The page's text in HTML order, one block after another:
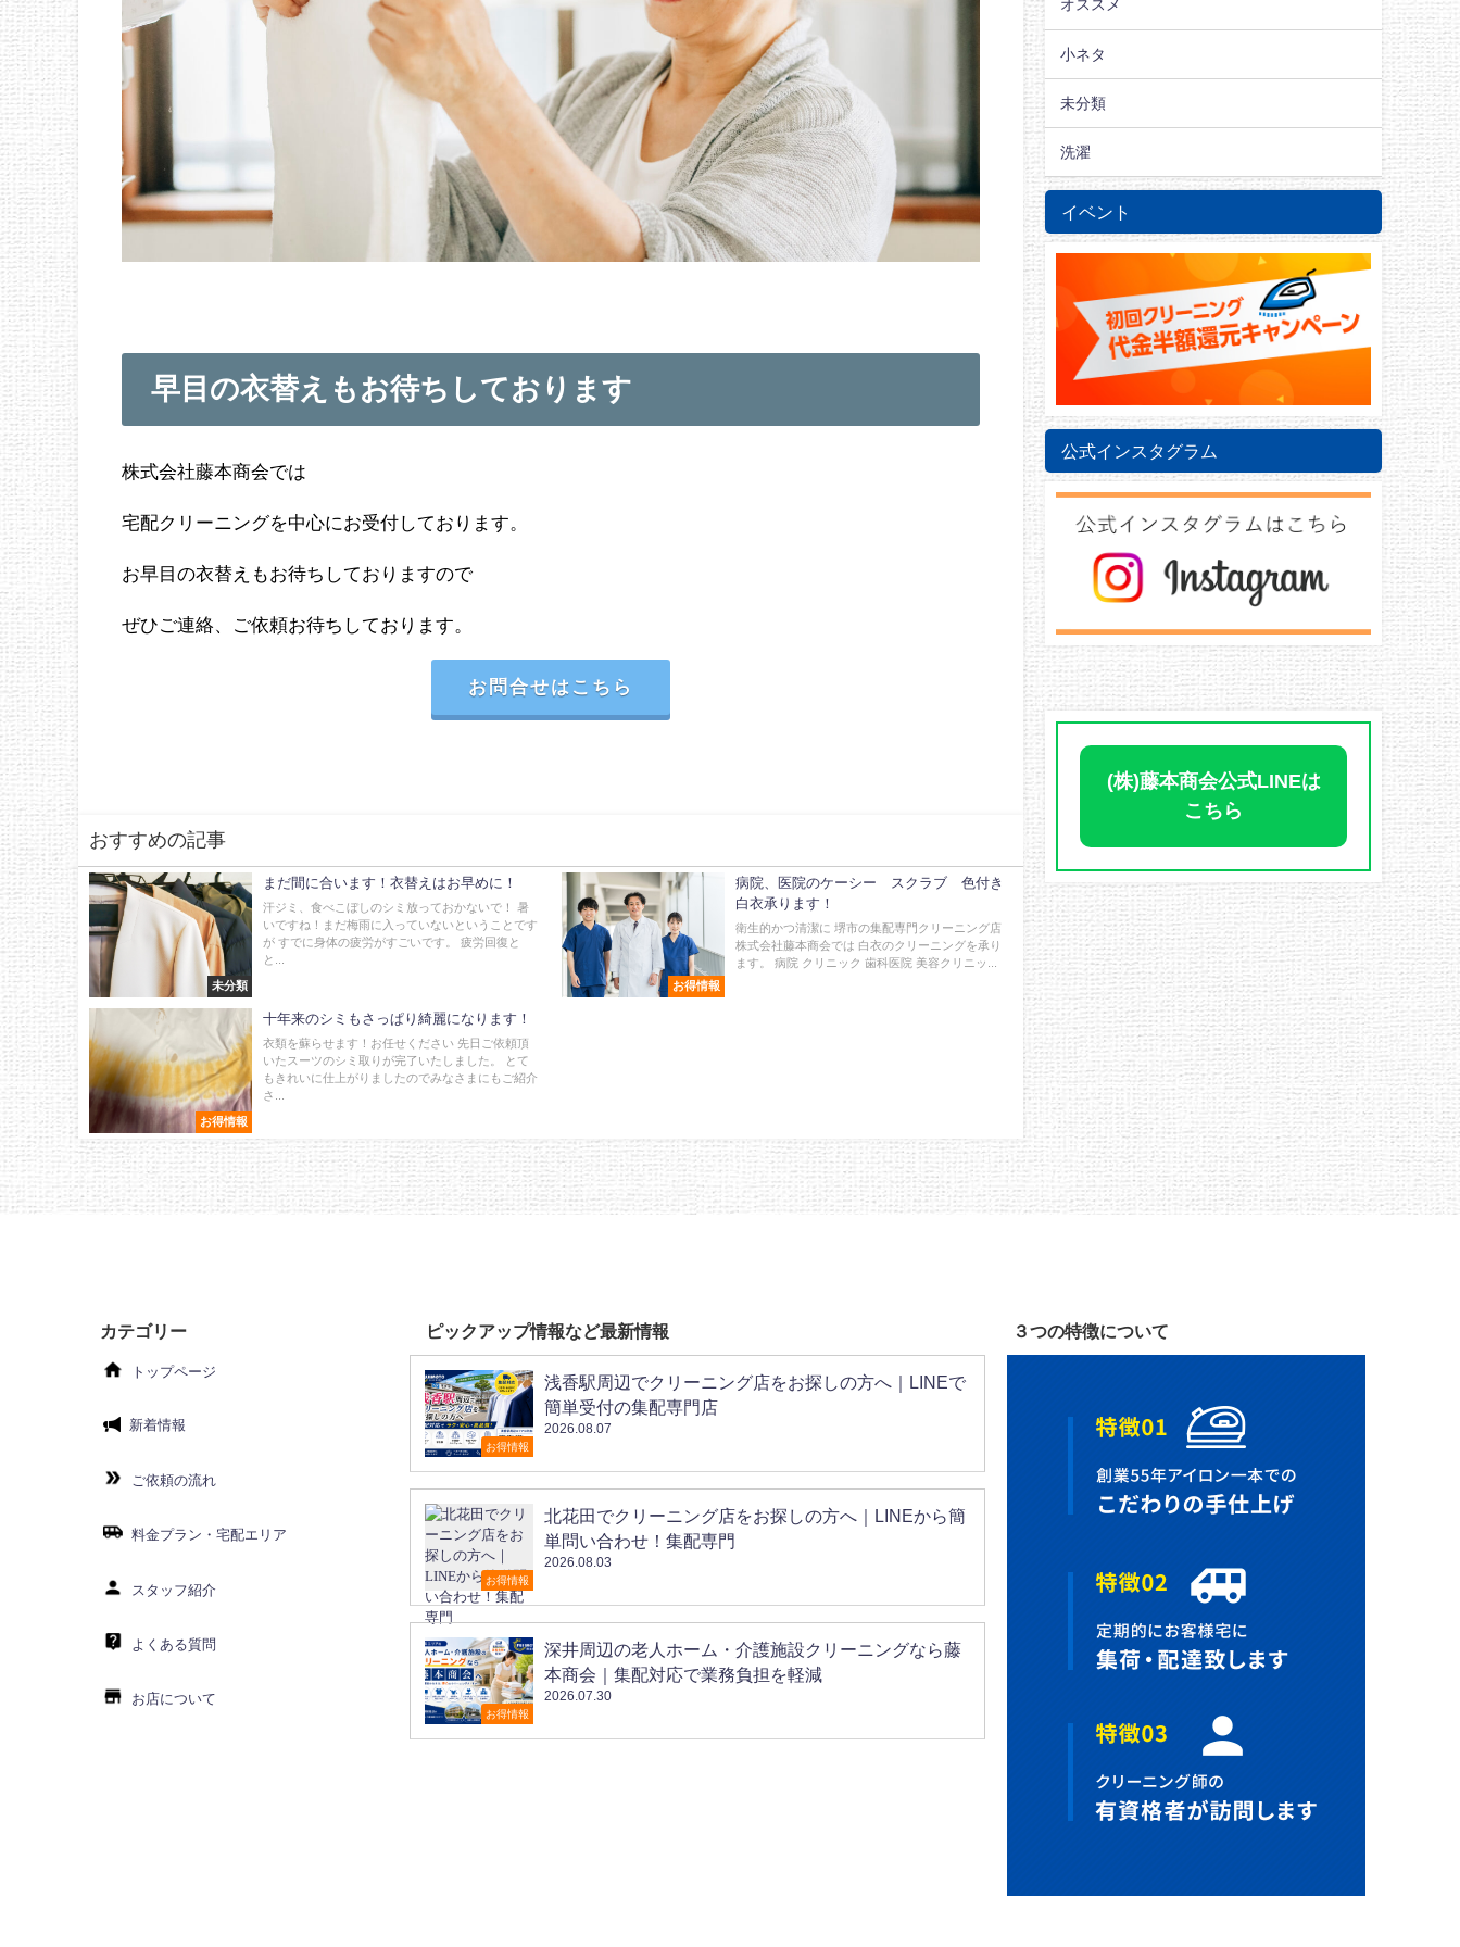
早目の衣替えもお待ちしております
株式会社藤本商会では
宅配クリーニングを中心にお受付しております。
お早目の衣替えもお待ちしておりますので
ぜひご連絡、ご依頼お待ちしております。
お問合せはこちら
おすすめの記事
未分類
まだ間に合います！衣替えはお早めに！
汗ジミ、食べこぼしのシミ放っておかないで！ 暑
いですね！まだ梅雨に入っていないということです
が すでに身体の疲労がすごいです。 疲労回復と
と...
お得情報
病院、医院のケーシー スクラブ 色付き
白衣承ります！
衛生的かつ清潔に 堺市の集配専門クリーニング店
株式会社藤本商会では 白衣のクリーニングを承り
ます。 病院 クリニック 歯科医院 美容クリニッ...
お得情報
十年来のシミもさっぱり綺麗になります！
衣類を蘇らせます！お任せください 先日ご依頼頂
いたスーツのシミ取りが完了いたしました。 とて
もきれいに仕上がりましたのでみなさまにもご紹介
さ...
オススメ
小ネタ
未分類
洗濯
イベント
公式インスタグラム
(株)藤本商会公式LINEは
こちら
カテゴリー
トップページ
新着情報
ご依頼の流れ
料金プラン・宅配エリア
スタッフ紹介
よくある質問
お店について
ピックアップ情報など最新情報
お得情報
浅香駅周辺でクリーニング店をお探しの方へ｜LINEで
簡単受付の集配専門店
2026.08.07
お得情報
北花田でクリーニング店をお探しの方へ｜LINEから簡
単問い合わせ！集配専門
2026.08.03
お得情報
深井周辺の老人ホーム・介護施設クリーニングなら藤
本商会｜集配対応で業務負担を軽減
2026.07.30
３つの特徴について